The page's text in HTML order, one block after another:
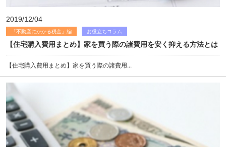
2019/12/04
「不動産にかかる税金」編 お役立ちコラム
【住宅購入費用まとめ】家を買う際の諸費用を安く抑える方法とは
【住宅購入費用まとめ】家を買う際の諸費用...